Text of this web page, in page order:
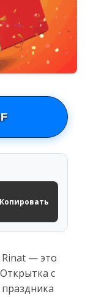
Копировать
— это
с